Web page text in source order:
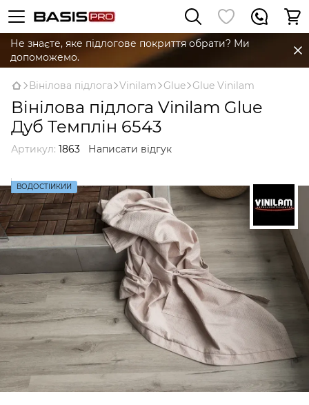
Не знаєте, яке підлогове покриття обрати? Ми
допоможемо.
Вінілова підлога Vinilam Glue Glue Vinilam
Вінілова підлога Vinilam Glue
Дуб Темплін 6543
Артикул: 1863 Написати відгук
ВОДОСТІЙКИЙ